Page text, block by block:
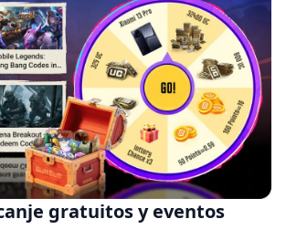
gratuitos y eventos